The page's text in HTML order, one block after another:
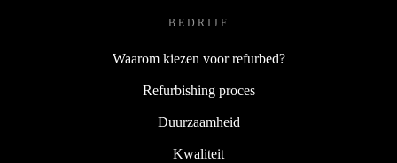
BEDRIJF
Waarom kiezen voor refurbed?
Refurbishing proces
Duurzaamheid
Kwaliteit